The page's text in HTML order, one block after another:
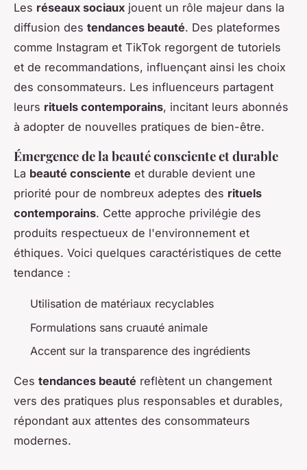
Les réseaux sociaux jouent un rôle majeur dans la
diffusion des tendances beauté. Des plateformes
comme Instagram et TikTok regorgent de tutoriels
et de recommandations, influençant ainsi les choix
des consommateurs. Les influenceurs partagent
leurs rituels contemporains, incitant leurs abonnés
à adopter de nouvelles pratiques de bien-être.
Émergence de la beauté consciente et durable
La beauté consciente et durable devient une
priorité pour de nombreux adeptes des rituels
contemporains. Cette approche privilégie des
produits respectueux de l'environnement et
éthiques. Voici quelques caractéristiques de cette
tendance :
Utilisation de matériaux recyclables
Formulations sans cruauté animale
Accent sur la transparence des ingrédients
Ces tendances beauté reflètent un changement
vers des pratiques plus responsables et durables,
répondant aux attentes des consommateurs
modernes.